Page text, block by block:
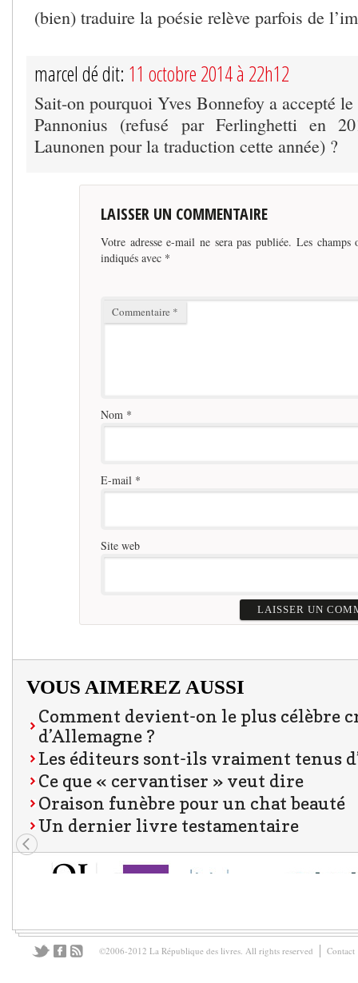
(bien) traduire la poésie relève parfois de
marcel dé dit: 11 octobre 2014 à 22h12
Sait-on pourquoi Yves Bonnefoy a accepté
Pannonius (refusé par Ferlinghetti en
Launonen pour la traduction cette année) ?
LAISSER UN COMMENTAIRE
Votre adresse e-mail ne sera pas publiée. Les champs
indiqués avec *
Commentaire *
Nom *
E-mail *
Site web
VOUS AIMEREZ AUSSI
Comment devient-on le plus célèbre
d’Allemagne ?
Les éditeurs sont-ils vraiment tenus
Ce que « cervantiser » veut dire
Oraison funèbre pour un chat beauté
Un dernier livre testamentaire
©2006-2012 La République des livres. All rights reserved Contact